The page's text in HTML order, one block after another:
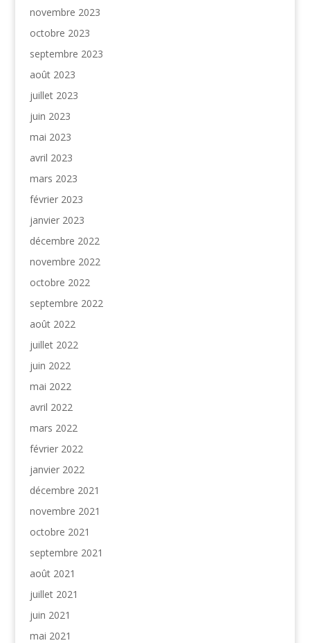
novembre 2023
octobre 2023
septembre 2023
août 2023
juillet 2023
juin 2023
mai 2023
avril 2023
mars 2023
février 2023
janvier 2023
décembre 2022
novembre 2022
octobre 2022
septembre 2022
août 2022
juillet 2022
juin 2022
mai 2022
avril 2022
mars 2022
février 2022
janvier 2022
décembre 2021
novembre 2021
octobre 2021
septembre 2021
août 2021
juillet 2021
juin 2021
mai 2021